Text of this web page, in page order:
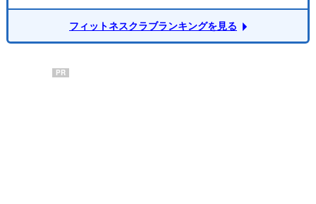
フィットネスクラブランキングを見る
PR